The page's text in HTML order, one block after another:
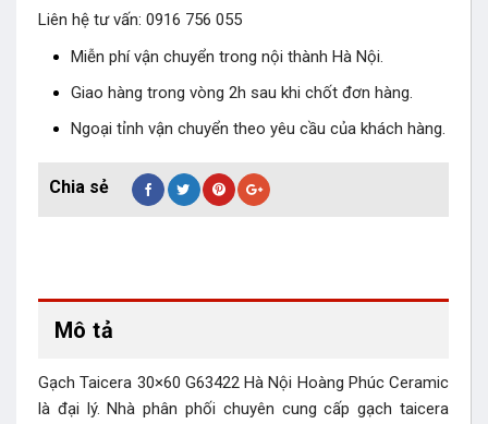
Liên hệ tư vấn: 0916 756 055
Miễn phí vận chuyển trong nội thành Hà Nội.
Giao hàng trong vòng 2h sau khi chốt đơn hàng.
Ngoại tỉnh vận chuyển theo yêu cầu của khách hàng.
Mô tả
Gạch Taicera 30×60 G63422 Hà Nội Hoàng Phúc Ceramic
là đại lý. Nhà phân phối chuyên cung cấp gạch taicera